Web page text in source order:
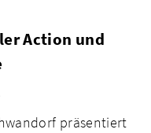
Action und
präsentiert